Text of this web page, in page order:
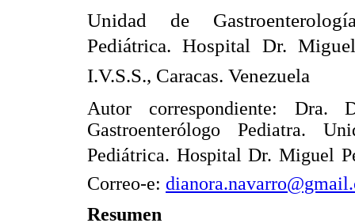
Unidad de
Pediátrica. Hospital Dr.
I.V.S.S., Caracas. Venezuela
Autor correspondiente: Dra.
Gastroenterólogo Pediatra.
Pediátrica. Hospital Dr. Miguel
Correo-e:
Resumen